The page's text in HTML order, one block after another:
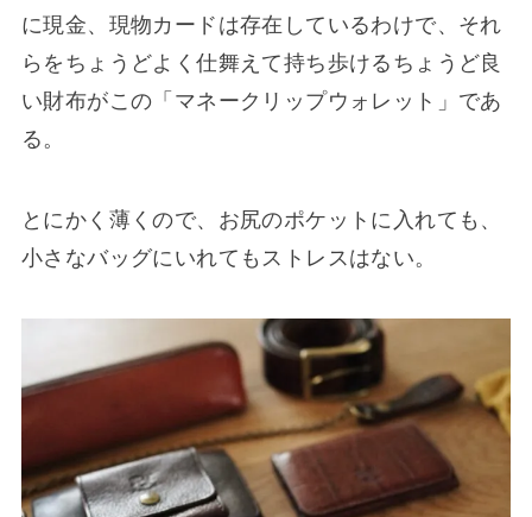
に現金、現物カードは存在しているわけで、それ
らをちょうどよく仕舞えて持ち歩けるちょうど良
い財布がこの「マネークリップウォレット」であ
る。
とにかく薄くので、お尻のポケットに入れても、
小さなバッグにいれてもストレスはない。